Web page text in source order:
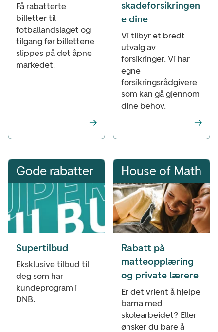
Få rabatterte
billetter til
fotballandslaget og
tilgang før billettene
slippes på det åpne
markedet.
skadeforsikringen
e dine
Vi tilbyr et bredt
utvalg av
forsikringer. Vi har
egne
forsikringsrådgivere
som kan gå gjennom
dine behov.
Gode rabatter
Supertilbud
Eksklusive tilbud til
deg som har
kundeprogram i
DNB.
House of Math
Rabatt på
matteopplæring
og private lærere
Er det vrient å hjelpe
barna med
skolearbeidet? Eller
ønsker du bare å